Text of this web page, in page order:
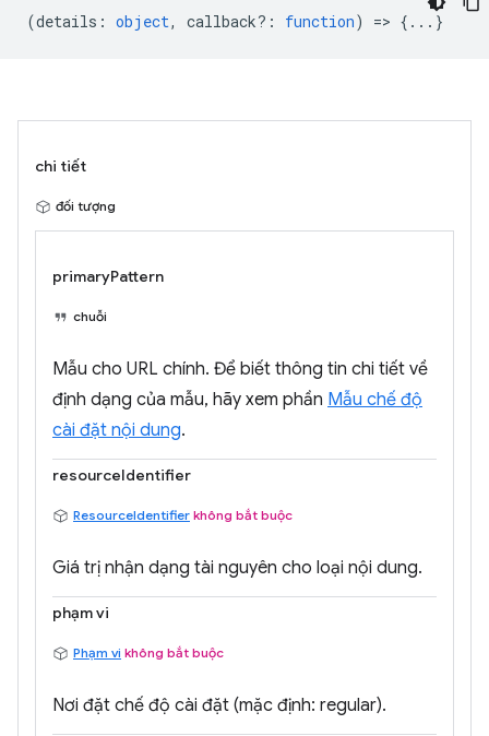
(details : object, callback? : function) => {...}
chi tiết
đối tượng
primaryPattern
chuỗi
Mẫu cho URL chính. Để biết thông tin chi tiết về
định dạng của mẫu, hãy xem phần Mẫu chế độ
cài đặt nội dung.
resourceIdentifier
ResourceIdentifier không bắt buộc
Giá trị nhận dạng tài nguyên cho loại nội dung.
phạm vi
Phạm vi không bắt buộc
Nơi đặt chế độ cài đặt (mặc định: regular).